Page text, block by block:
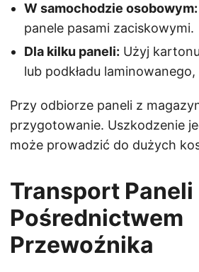
W samochodzie osobowym:
panele pasami zaciskowymi.
Dla kilku paneli: Użyj
lub podkładu
Przy odbiorze paneli z
przygotowanie. Uszkodzenie
może prowadzić do dużych
Transport Paneli
Pośrednictwem
Przewoźnika